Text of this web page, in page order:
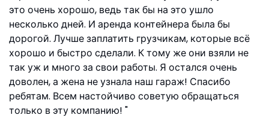
это очень хорошо, ведь так бы на это ушло
несколько дней. И аренда контейнера была бы
дорогой. Лучше заплатить грузчикам, которые всё
хорошо и быстро сделали. К тому же они взяли не
так уж и много за свои работы. Я остался очень
доволен, а жена не узнала наш гараж! Спасибо
ребятам. Всем настойчиво советую обращаться
только в эту компанию!